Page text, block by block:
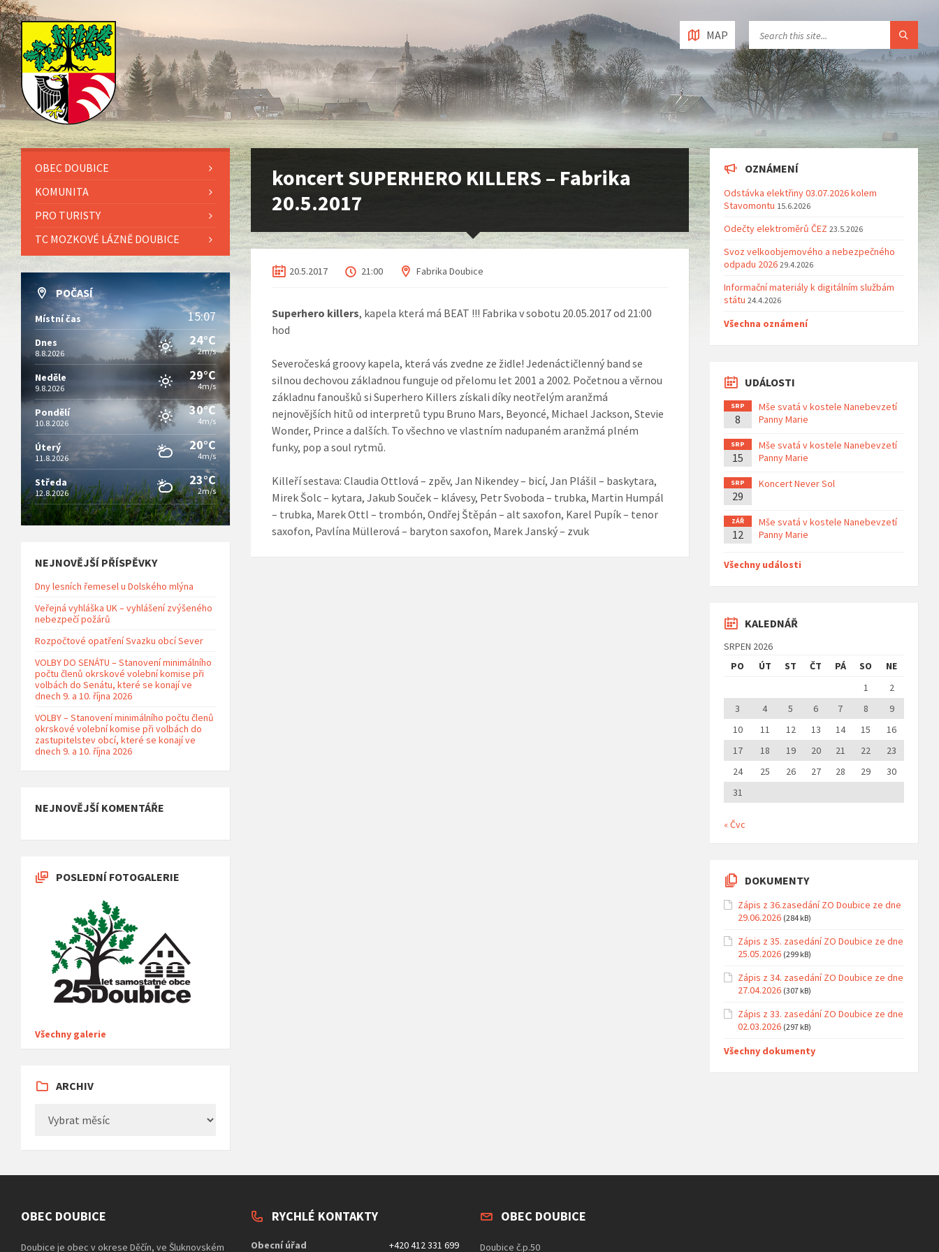
MAP
koncert SUPERHERO KILLERS – Fabrika
20.5.2017
20.5.2017 21:00 Fabrika Doubice
Superhero killers, kapela která má BEAT !!! Fabrika v sobotu 20.05.2017 od 21:00
hod
Severočeská groovy kapela, která vás zvedne ze židle! Jedenáctičlenný band se
silnou dechovou základnou funguje od přelomu let 2001 a 2002. Početnou a věrnou
základnu fanoušků si Superhero Killers získali díky neotřelým aranžmá
nejnovějších hitů od interpretů typu Bruno Mars, Beyoncé, Michael Jackson, Stevie
Wonder, Prince a dalších. To všechno ve vlastním nadupaném aranžmá plném
funky, pop a soul rytmů.
Killeří sestava: Claudia Ottlová – zpěv, Jan Nikendey – bicí, Jan Plášil – baskytara,
Mirek Šolc – kytara, Jakub Souček – klávesy, Petr Svoboda – trubka, Martin Humpál
– trubka, Marek Ottl – trombón, Ondřej Štěpán – alt saxofon, Karel Pupík – tenor
saxofon, Pavlína Müllerová – baryton saxofon, Marek Janský – zvuk
OBEC DOUBICE
KOMUNITA
PRO TURISTY
TC MOZKOVÉ LÁZNĚ DOUBICE
POČASÍ
Místní čas 15:07
Dnes
8.8.2026
24°C
2m/s
Neděle
9.8.2026
29°C
4m/s
Pondělí
10.8.2026
30°C
4m/s
Úterý
11.8.2026
20°C
4m/s
Středa
12.8.2026
23°C
2m/s
NEJNOVĚJŠÍ PŘÍSPĚVKY
Dny lesních řemesel u Dolského mlýna
Veřejná vyhláška UK – vyhlášení zvýšeného
nebezpečí požárů
Rozpočtové opatření Svazku obcí Sever
VOLBY DO SENÁTU – Stanovení minimálního
počtu členů okrskové volební komise při
volbách do Senátu, které se konají ve
dnech 9. a 10. října 2026
VOLBY – Stanovení minimálního počtu členů
okrskové volební komise při volbách do
zastupitelstev obcí, které se konají ve
dnech 9. a 10. října 2026
NEJNOVĚJŠÍ KOMENTÁŘE
POSLEDNÍ FOTOGALERIE
Všechny galerie
ARCHIV
OZNÁMENÍ
Odstávka elektřiny 03.07.2026 kolem
Stavomontu 15.6.2026
Odečty elektroměrů ČEZ 23.5.2026
Svoz velkoobjemového a nebezpečného
odpadu 2026 29.4.2026
Informační materiály k digitálním službám
státu 24.4.2026
Všechna oznámení
UDÁLOSTI
SRP
8
Mše svatá v kostele Nanebevzetí
Panny Marie
SRP
15
Mše svatá v kostele Nanebevzetí
Panny Marie
SRP
29
Koncert Never Sol
ZÁŘ
12
Mše svatá v kostele Nanebevzetí
Panny Marie
Všechny události
KALEDNÁŘ
SRPEN 2026
PO
ÚT ST ČT PÁ SO
NE
1
2
3
4 5 6 7 8
9
10
11 12 13 14 15
16
17
18 19 20 21 22
23
24
25 26 27 28 29
30
31
« Čvc
DOKUMENTY
Zápis z 36.zasedání ZO Doubice ze dne
29.06.2026 (284 kB)
Zápis z 35. zasedání ZO Doubice ze dne
25.05.2026 (299 kB)
Zápis z 34. zasedání ZO Doubice ze dne
27.04.2026 (307 kB)
Zápis z 33. zasedání ZO Doubice ze dne
02.03.2026 (297 kB)
Všechny dokumenty
OBEC DOUBICE
Doubice je obec v okrese Děčín, ve Šluknovském
RYCHLÉ KONTAKTY
Obecní úřad +420 412 331 699
OBEC DOUBICE
Doubice č.p.50